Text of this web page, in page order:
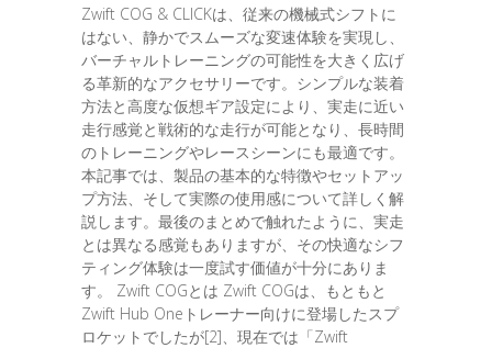
Zwift COG & CLICKは、従来の機械式シフトに
はない、静かでスムーズな変速体験を実現し、
バーチャルトレーニングの可能性を大きく広げ
る革新的なアクセサリーです。シンプルな装着
方法と高度な仮想ギア設定により、実走に近い
走行感覚と戦術的な走行が可能となり、長時間
のトレーニングやレースシーンにも最適です。
本記事では、製品の基本的な特徴やセットアッ
プ方法、そして実際の使用感について詳しく解
説します。最後のまとめで触れたように、実走
とは異なる感覚もありますが、その快適なシフ
ティング体験は一度試す価値が十分にありま
す。 Zwift COGとは Zwift COGは、もともと
Zwift Hub Oneトレーナー向けに登場したスプ
ロケットでしたが[2]、現在では「Zwift